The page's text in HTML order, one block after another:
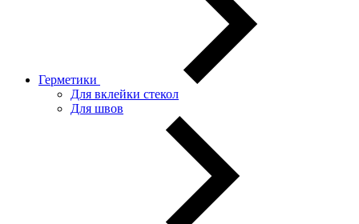
Герметики
Для вклейки стекол
Для швов